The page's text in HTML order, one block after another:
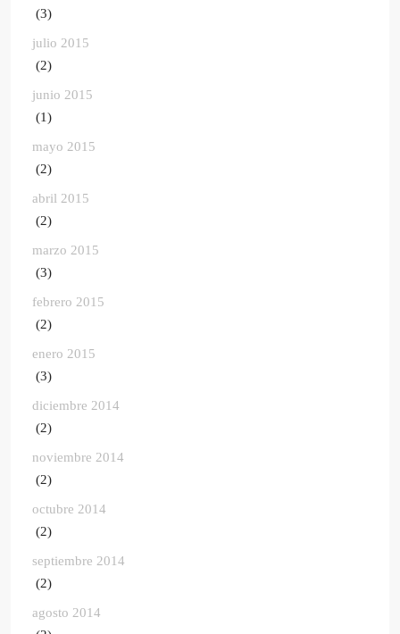
(3)
julio 2015
(2)
junio 2015
(1)
mayo 2015
(2)
abril 2015
(2)
marzo 2015
(3)
febrero 2015
(2)
enero 2015
(3)
diciembre 2014
(2)
noviembre 2014
(2)
octubre 2014
(2)
septiembre 2014
(2)
agosto 2014